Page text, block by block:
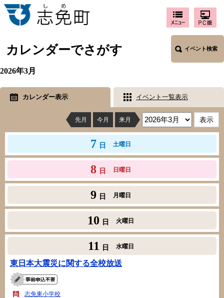
カレンダーでさがす イベント検索
2026年3月
カレンダー表示 イベント一覧表示
先月 今月 来月
7 日 土曜日
8 日 日曜日
9 日 月曜日
10 日 火曜日
11 日 水曜日
東日本大震災に関する全校放送
志免東小学校